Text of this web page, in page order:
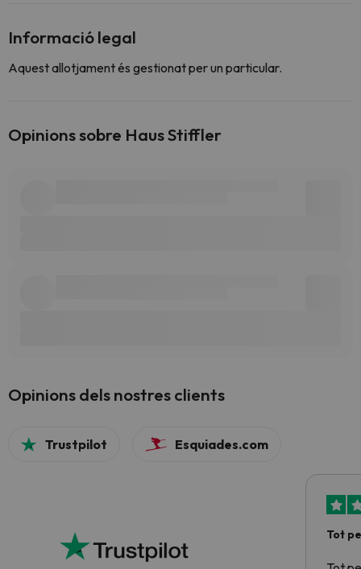
Informació legal
Aquest allotjament és gestionat per un particular.
Opinions sobre Haus Stiffler
Opinions dels nostres clients
Trustpilot Esquiades.com
Tot